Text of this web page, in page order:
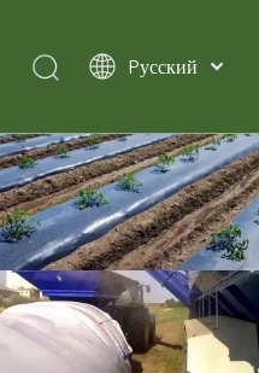
Pусский
简体中文
Español